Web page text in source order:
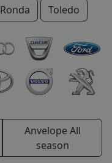
Ronda Toledo
Anvelope All
season